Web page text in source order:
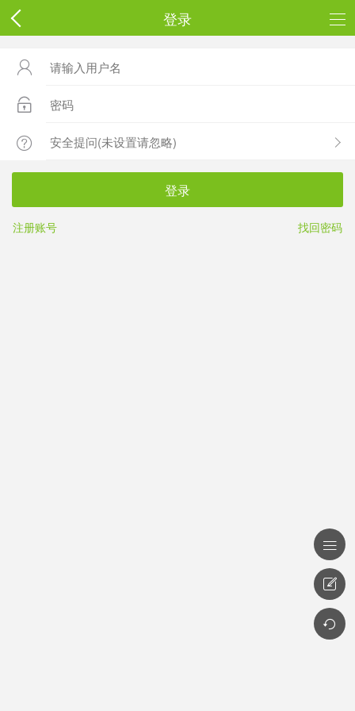
登录



登录
注册账号 找回密码


